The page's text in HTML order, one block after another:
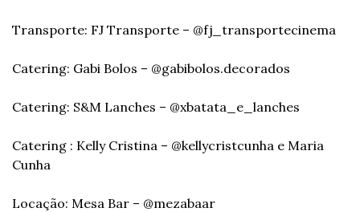
Transporte: FJ Transporte – @fj_transportecinema
Catering: Gabi Bolos – @gabibolos.decorados
Catering: S&M Lanches – @xbatata_e_lanches
Catering : Kelly Cristina – @kellycristcunha e Maria
Cunha
Locação: Mesa Bar – @mezabaar